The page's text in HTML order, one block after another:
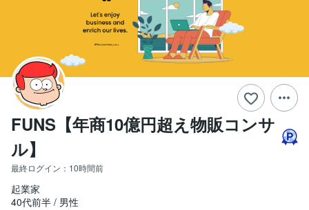
FUNS【年商10億円超え物販コンサ
ル】
最終ログイン： 10時間前
起業家
40代前半
男性